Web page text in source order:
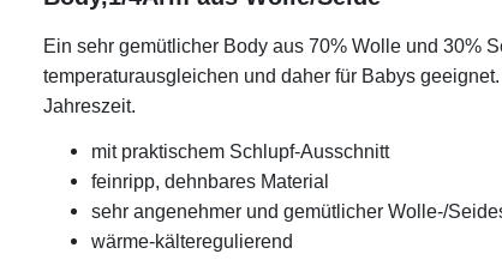
Ein sehr gemütlicher Body aus 70% Wolle und 30%
temperaturausgleichen und daher für Babys
Jahreszeit.
mit praktischem Schlupf-Ausschnitt
feinripp, dehnbares Material
sehr angenehmer und gemütlicher Wolle-/
wärme-kälteregulierend